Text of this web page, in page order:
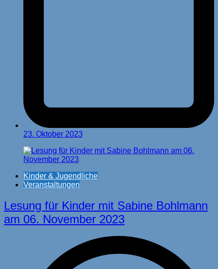
23. Oktober 2023
Kinder & Jugendliche
Veranstaltungen
Lesung für Kinder mit Sabine Bohlmann
am 06. November 2023